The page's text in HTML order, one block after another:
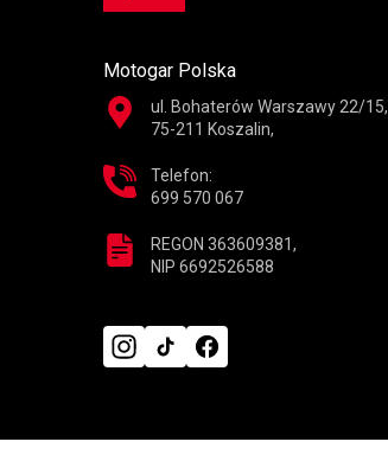
Motogar Polska
ul. Bohaterów Warszawy 22/15,
75-211 Koszalin,
Telefon:
699 570 067
REGON 363609381,
NIP 6692526588